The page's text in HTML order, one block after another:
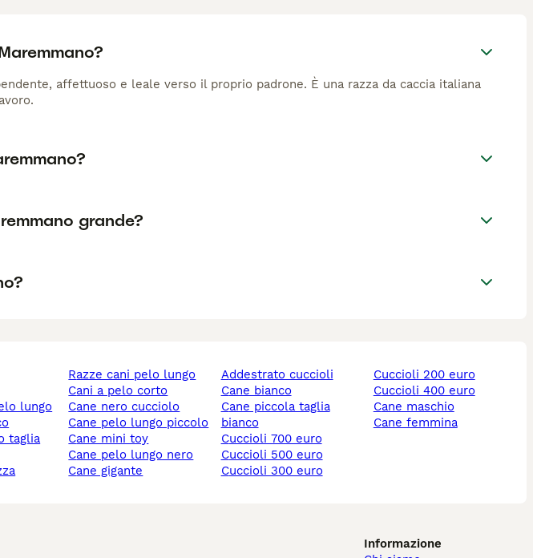
affettuoso e leale verso il proprio padrone. È una razza da caccia italiana
grande?
lungo
razze cani pelo lungo
cani a pelo corto
cane nero cucciolo
cane pelo lungo piccolo
cane mini toy
cane pelo lungo nero
cane gigante
addestrato cuccioli
cane bianco
cane piccola taglia
bianco
cuccioli 700 euro
cuccioli 500 euro
cuccioli 300 euro
cuccioli 200 euro
cuccioli 400 euro
cane maschio
cane femmina
Informazione